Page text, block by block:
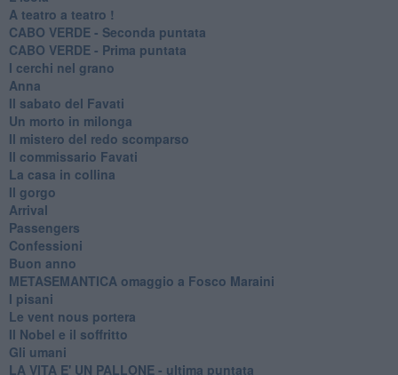
A teatro a teatro !
CABO VERDE - Seconda puntata
CABO VERDE - Prima puntata
I cerchi nel grano
Anna
Il sabato del Favati
Un morto in milonga
Il mistero del redo scomparso
Il commissario Favati
La casa in collina
Il gorgo
Arrival
Passengers
Confessioni
Buon anno
METASEMANTICA omaggio a Fosco Maraini
I pisani
Le vent nous portera
Il Nobel e il soffritto
Gli umani
LA VITA E' UN PALLONE - ultima puntata